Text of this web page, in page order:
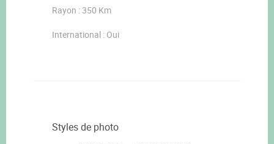
Rayon : 350 Km
International : Oui
Styles de photo